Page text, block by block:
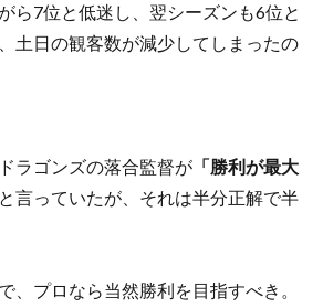
ら7位と低迷し、翌シーズンも6位と
土日の観客数が減少してしまったの
ラゴンズの落合監督が 「勝利が最大
と言っていたが、それは半分正解で半
、プロなら当然勝利を目指すべき。